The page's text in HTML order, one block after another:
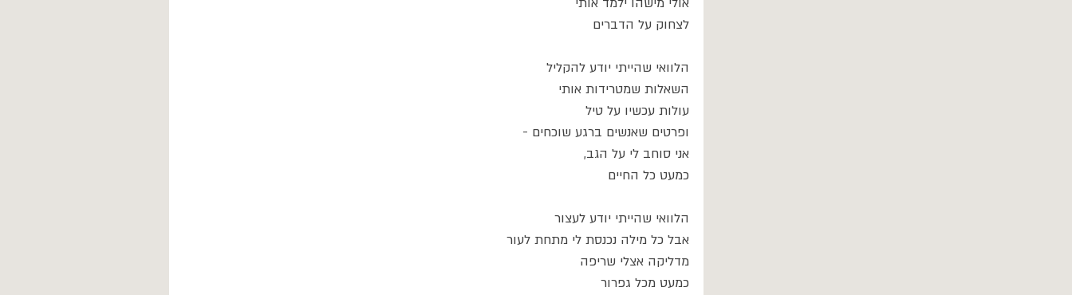
לצחוק על הדברים
הלוואי שהייתי יודע להקליל
השאלות שמטרידות אותי
עולות עכשיו על טיל
ופרטים שאנשים ברגע שוכחים -
אני סוחב לי על הגב,
כמעט כל החיים
הלוואי שהייתי יודע לעצור
אבל כל מילה נכנסת לי מתחת לעור
מדליקה אצלי שריפה
כמעט מכל גפרור